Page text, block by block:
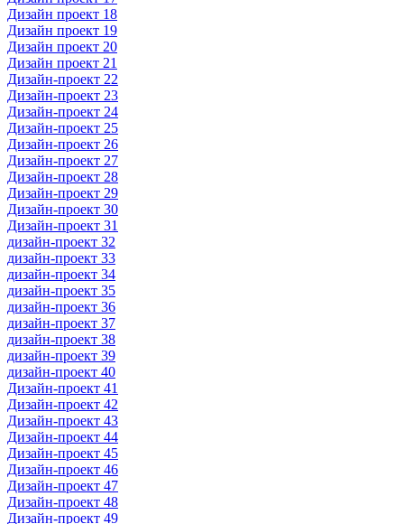
Дизайн проект 18
Дизайн проект 19
Дизайн проект 20
Дизайн проект 21
Дизайн-проект 22
Дизайн-проект 23
Дизайн-проект 24
Дизайн-проект 25
Дизайн-проект 26
Дизайн-проект 27
Дизайн-проект 28
Дизайн-проект 29
Дизайн-проект 30
Дизайн-проект 31
дизайн-проект 32
дизайн-проект 33
дизайн-проект 34
дизайн-проект 35
дизайн-проект 36
дизайн-проект 37
дизайн-проект 38
дизайн-проект 39
дизайн-проект 40
Дизайн-проект 41
Дизайн-проект 42
Дизайн-проект 43
Дизайн-проект 44
Дизайн-проект 45
Дизайн-проект 46
Дизайн-проект 47
Дизайн-проект 48
Дизайн-проект 49